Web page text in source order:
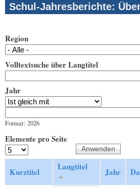
Schul-Jahresberichte:
Region
Volltextsuche über Langtitel
Jahr
Format: 2026
Elemente pro Seite
Kurztitel Langtitel Jahr